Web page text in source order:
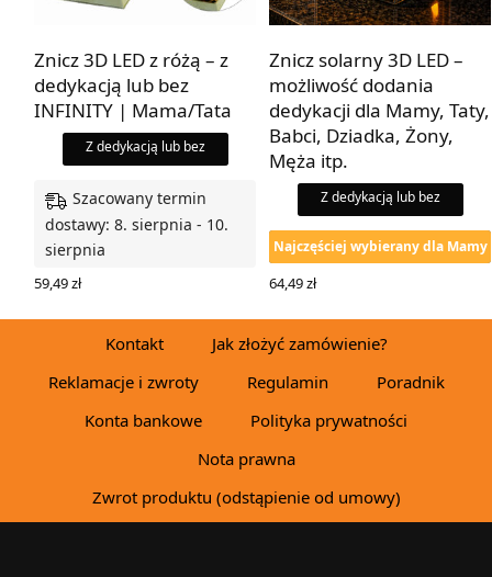
Znicz 3D LED z różą – z
dedykacją lub bez
INFINITY | Mama/Tata
Z dedykacją lub bez
Szacowany termin
dostawy: 8. sierpnia - 10.
sierpnia
59,49zł
Znicz solarny 3D LED –
możliwość dodania
dedykacji dla Mamy, Taty,
Babci, Dziadka, Żony,
Męża itp.
Z dedykacją lub bez
Najczęściej wybierany dla Mamy
64,49zł
Kontakt
Jak złożyć zamówienie?
Reklamacje i zwroty
Regulamin
Poradnik
Konta bankowe
Polityka prywatności
Nota prawna
Zwrot produktu (odstąpienie od umowy)